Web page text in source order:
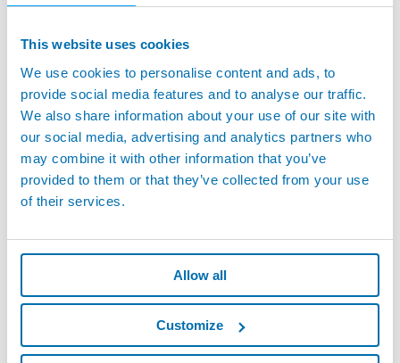
This website uses cookies
We use cookies to personalise content and ads, to
provide social media features and to analyse our traffic.
We also share information about your use of our site with
our social media, advertising and analytics partners who
may combine it with other information that you’ve
provided to them or that they’ve collected from your use
of their services.
Allow all
Customize